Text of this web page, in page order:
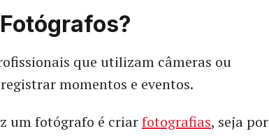
que utilizam câmeras ou
momentos e eventos.
um fotógrafo é criarfotografias, seja por